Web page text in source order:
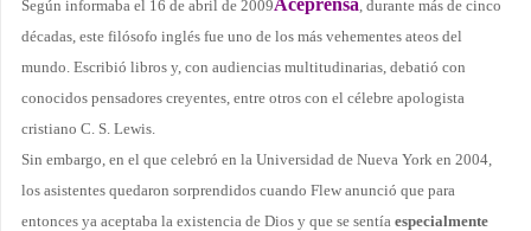
Según informaba el 16 de abril de 2009Aceprensa, durante más de cinco
décadas, este filósofo inglés fue uno de los más vehementes ateos del
mundo. Escribió libros y, con audiencias multitudinarias, debatió con
conocidos pensadores creyentes, entre otros con el célebre apologista
cristiano C. S. Lewis.
Sin embargo, en el que celebró en la Universidad de Nueva York en 2004,
los asistentes quedaron sorprendidos cuando Flew anunció que para
entonces ya aceptaba la existencia de Dios y que se sentía especialmente